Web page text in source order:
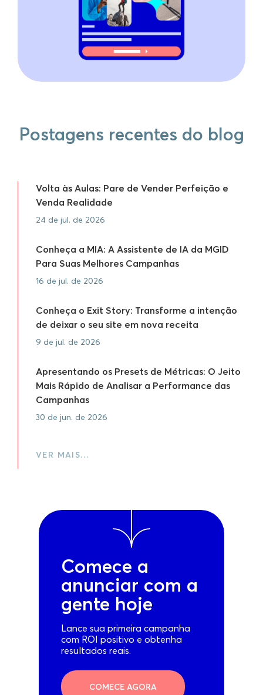
Postagens recentes do blog
Volta às Aulas: Pare de Vender Perfeição e
Venda Realidade
24 de jul. de 2026
Conheça a MIA: A Assistente de IA da MGID
Para Suas Melhores Campanhas
16 de jul. de 2026
Conheça o Exit Story: Transforme a intenção
de deixar o seu site em nova receita
9 de jul. de 2026
Apresentando os Presets de Métricas: O Jeito
Mais Rápido de Analisar a Performance das
Campanhas
30 de jun. de 2026
VER MAIS…
Comece a
anunciar com a
gente hoje
Lance sua primeira campanha
com ROI positivo e obtenha
resultados reais.
COMECE AGORA